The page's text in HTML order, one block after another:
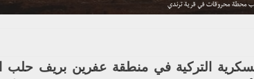
محطة محروقات في قرية ترندي
التركية في منطقة عفرين بريف حلب